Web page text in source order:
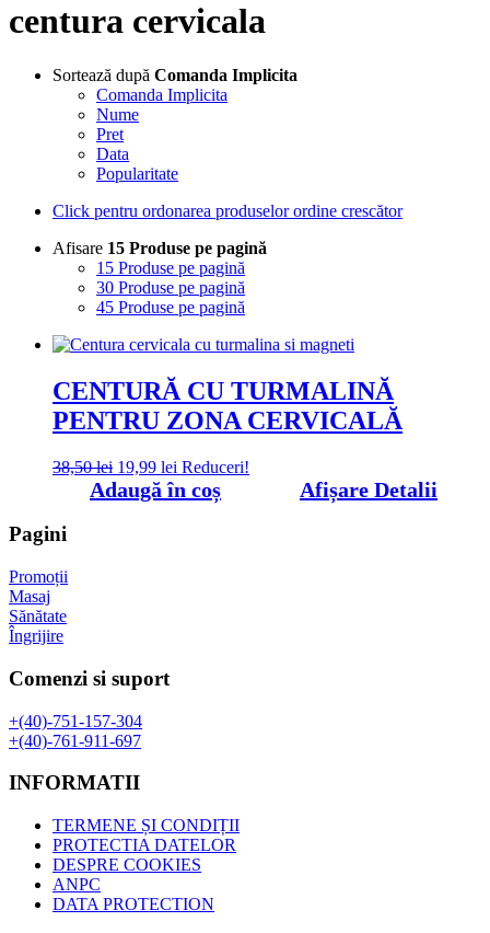
centura cervicala
Sortează după Comanda Implicita
Comanda Implicita
Nume
Pret
Data
Popularitate
Click pentru ordonarea produselor ordine crescător
Afisare 15 Produse pe pagină
15 Produse pe pagină
30 Produse pe pagină
45 Produse pe pagină
CENTURĂ CU TURMALINĂ
PENTRU ZONA CERVICALĂ
38,50lei Prețul
inițial
a
19,99 lei Prețul
curent
este:
Reduceri!
Adaugă în coș Afișare Detalii
Pagini
Promoții
Masaj
Sănătate
Îngrijire
Comenzi si suport
+(40)-751-157-304
+(40)-761-911-697
INFORMATII
TERMENE ȘI CONDIȚII
PROTECTIA DATELOR
DESPRE COOKIES
ANPC
DATA PROTECTION